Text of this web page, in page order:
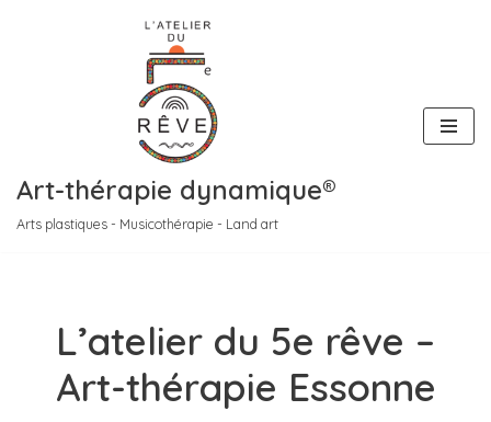
Art-thérapie dynamique®
Arts plastiques - Musicothérapie - Land art
L’atelier du 5e rêve –
Art-thérapie Essonne